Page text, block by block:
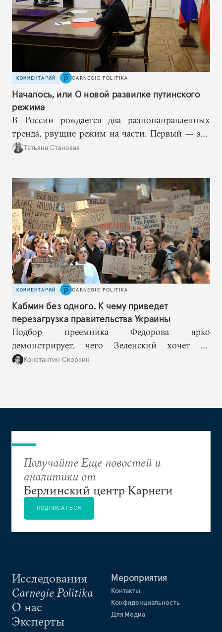
КОММЕНТАРИЙ CARNEGIE POLITIKA
Началось, или О новой развилке путинского
режима
В России рождается два разнонаправленных
тренда, рвущие режим на части. Первый — это
путинская логика войны, где эскалация влечет за
возможностей, на компетентность в принятии
решений и адекватное целеполагание.
Татьяна Становая
КОММЕНТАРИЙ CARNEGIE POLITIKA
Кабмин без одного. К чему приведет
перезагрузка правительства Украины
Подбор преемника Федорова ярко
демонстрирует, чего Зеленский хочет от
высшего военного руководства: продолжить
Константин Скоркин
Исследования
Carnegie Politika
О нас
Эксперты
Мероприятия
Контакты
Конфиденциальность
Для Медиа
Получайте Еще новостей и
аналитики от
Берлинский центр Карнеги
ПОДПИСАТЬСЯ